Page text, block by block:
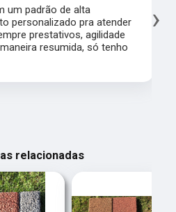
um padrão de alta
personalizado pra atender
prestativos, agilidade
resumida, só tenho
›
relacionadas